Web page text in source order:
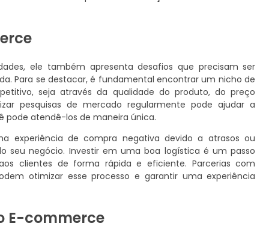
ele também apresenta desafios que precisam ser
Para se destacar, é fundamental encontrar um nicho de
seja através da qualidade do produto, do preço
pesquisas de mercado regularmente pode ajudar a
pode atendê-los de maneira única.
experiência de compra negativa devido a atrasos ou
seu negócio. Investir em uma boa logística é um passo
clientes de forma rápida e eficiente. Parcerias com
otimizar esse processo e garantir uma experiência
E-commerce